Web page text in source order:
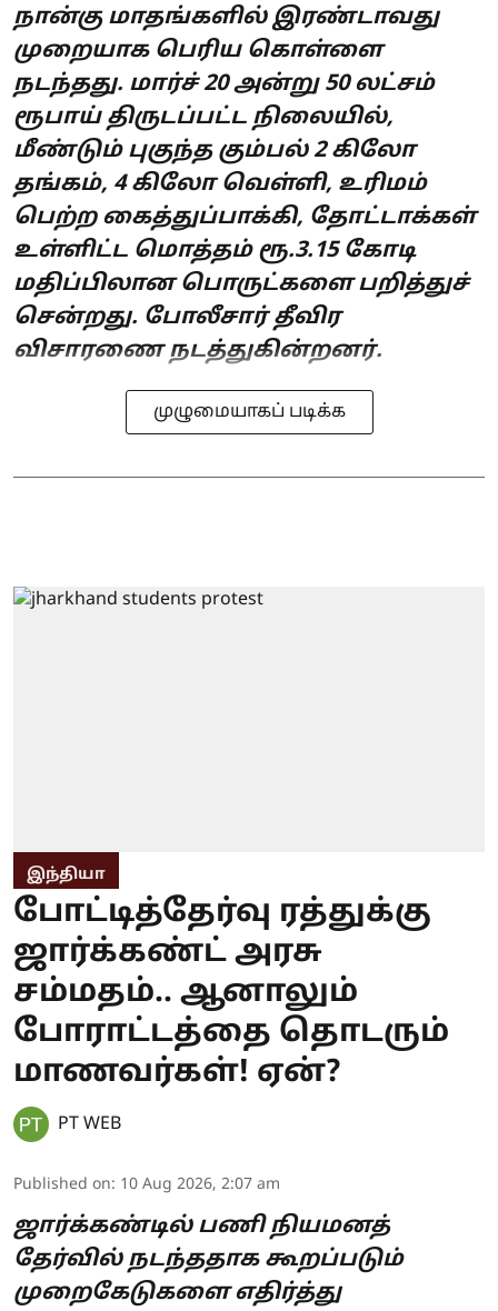
நான்கு மாதங்களில் இரண்டாவது
முறையாக பெரிய கொள்ளை
நடந்தது. மார்ச் 20 அன்று 50 லட்சம்
ரூபாய் திருடப்பட்ட நிலையில்,
மீண்டும் புகுந்த கும்பல் 2 கிலோ
தங்கம், 4 கிலோ வெள்ளி, உரிமம்
பெற்ற கைத்துப்பாக்கி, தோட்டாக்கள்
உள்ளிட்ட மொத்தம் ரூ.3.15 கோடி
மதிப்பிலான பொருட்களை பறித்துச்
சென்றது. போலீசார் தீவிர
விசாரணை நடத்துகின்றனர்.
முழுமையாகப் படிக்க
இந்தியா
போட்டித்தேர்வு ரத்துக்கு
ஜார்க்கண்ட் அரசு
சம்மதம்.. ஆனாலும்
போராட்டத்தை தொடரும்
மாணவர்கள்! ஏன்?
PT WEB
Published on: 10 Aug 2026, 2:07 am
ஜார்க்கண்டில் பணி நியமனத்
தேர்வில் நடந்ததாக கூறப்படும்
முறைகேடுகளை எதிர்த்து